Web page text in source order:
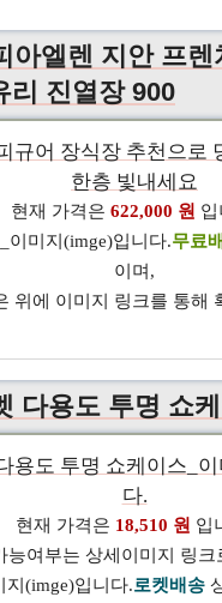
아엘렌 지안 프렌
리 진열장 900
현재 가격은 622,000 원 입
무료
이며,
위에 이미지 링크를 통해
다용도 투명 쇼
현재 가격은 18,510 원 입
능여부는 상세이미지 링크
로켓배송